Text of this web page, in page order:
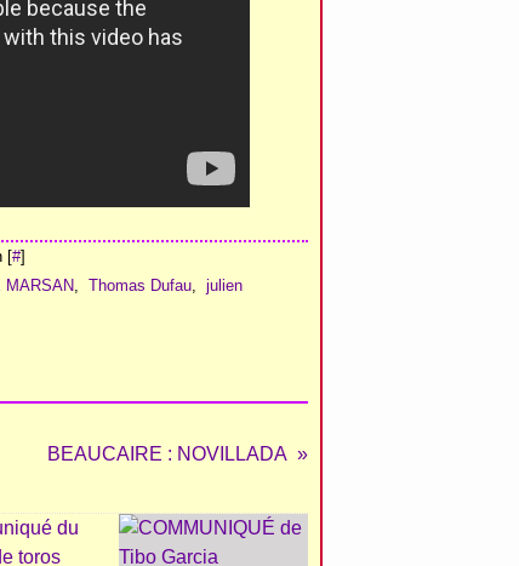
[#]
MARSAN, Thomas Dufau, julien
BEAUCAIRE : NOVILLADA